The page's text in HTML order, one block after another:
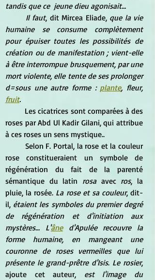
tandis que ce  jeune dieu agonisait...
Il faut, dit Mircea Eliade, que la vie
humaine se consume complètement
pour épuiser toutes les possibilités de
création ou de manifestation ; vient-elle
à être interrompue brusquement, par une
mort violente, elle tente de ses prolonger
d=sous une autre forme : plante
fruit.
roses par Abd Ul Kadir Gilani, qui attribue
à ces roses un sens mystique..
rose constitueraient un symbole de
régénération du fait de la parenté
sémantique du latin rosa avec ros, la
pluie, la rosée. La rose et sa couleur, dit-
il, étaient les symboles du premier degré
de régénération et d'initiation aux
mystères... L'âne d'Apulée recouvre la
forme humaine, en mangeant une
couronne de roses vermeilles que lui
présente le grand-prêtre d'Isis. Le rosier,
ajoute cet auteur, est l'image du